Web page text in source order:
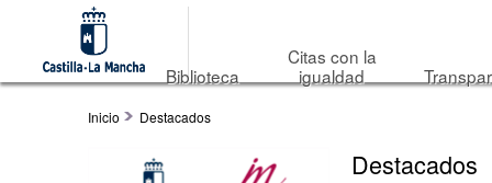
Biblioteca
Citas con la
igualdad
Inicio Destacados
Destacados